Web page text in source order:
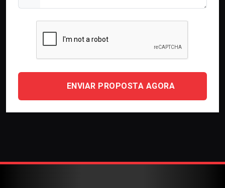
ENVIAR PROPOSTA AGORA